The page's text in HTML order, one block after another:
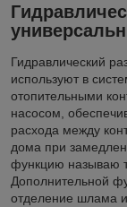
Гидравлический
используют в
отопительными
насосом,
расхода между
дома при
функцию называю
Дополнительной
отделение шлама и